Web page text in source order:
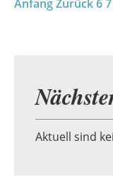
AnfangZurück67
Aktuell sind